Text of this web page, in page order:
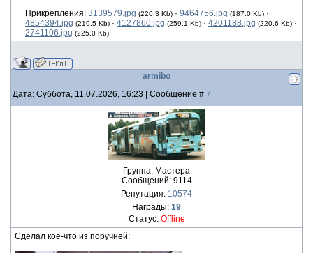
Прикрепления: 3139579.jpg (220.3 Kb) · 9464756.jpg (187.0 Kb) ·
4854394.jpg (219.5 Kb) · 4127860.jpg (259.1 Kb) · 4201188.jpg (220.6 Kb) ·
2741106.jpg (225.0 Kb)
armibo
Дата: Суббота, 11.07.2026, 16:23 | Сообщение # 7
Группа: Мастера
Сообщений: 9114
Репутация: 10574
Награды: 19
Статус: Offline
Сделал кое-что из поручней: